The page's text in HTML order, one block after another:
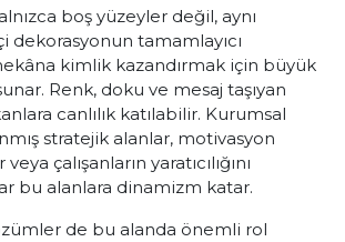
boş yüzeyler değil, aynı
dekorasyonun tamamlayıcı
kimlik kazandırmak için büyük
Renk, doku ve mesaj taşıyan
canlılık katılabilir. Kurumsal
stratejik alanlar, motivasyon
çalışanların yaratıcılığını
bu alanlara dinamizm katar.
de bu alanda önemli rol